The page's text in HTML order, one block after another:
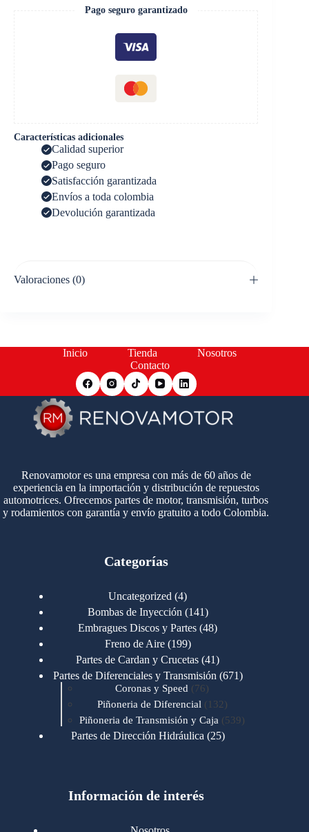
Pago seguro garantizado
Características adicionales
Calidad superior
Pago seguro
Satisfacción garantizada
Envíos a toda colombia
Devolución garantizada
Valoraciones (0)
Inicio Tienda
Nosotros
Contacto
Renovamotor es una empresa con más de 60 años de
experiencia en la importación y distribución de repuestos
automotrices. Ofrecemos partes de motor, transmisión, turbos
y rodamientos con garantía y envío gratuito a todo Colombia.
Categorías
Uncategorized 44
productos
Bombas de Inyección 141141
productos
Embragues Discos y Partes 4848
Freno de Aire 199199
productos
Partes de Cardan y Crucetas 4141
productos
Partes de Diferenciales y Transmisión 671671
Coronas y Speed 7676
productos
Piñoneria de Diferencial 132 132
productos
Piñoneria de Transmisión y Caja 539539
Partes de Dirección Hidráulica 2525
Motores Cummins 723
Información de interés